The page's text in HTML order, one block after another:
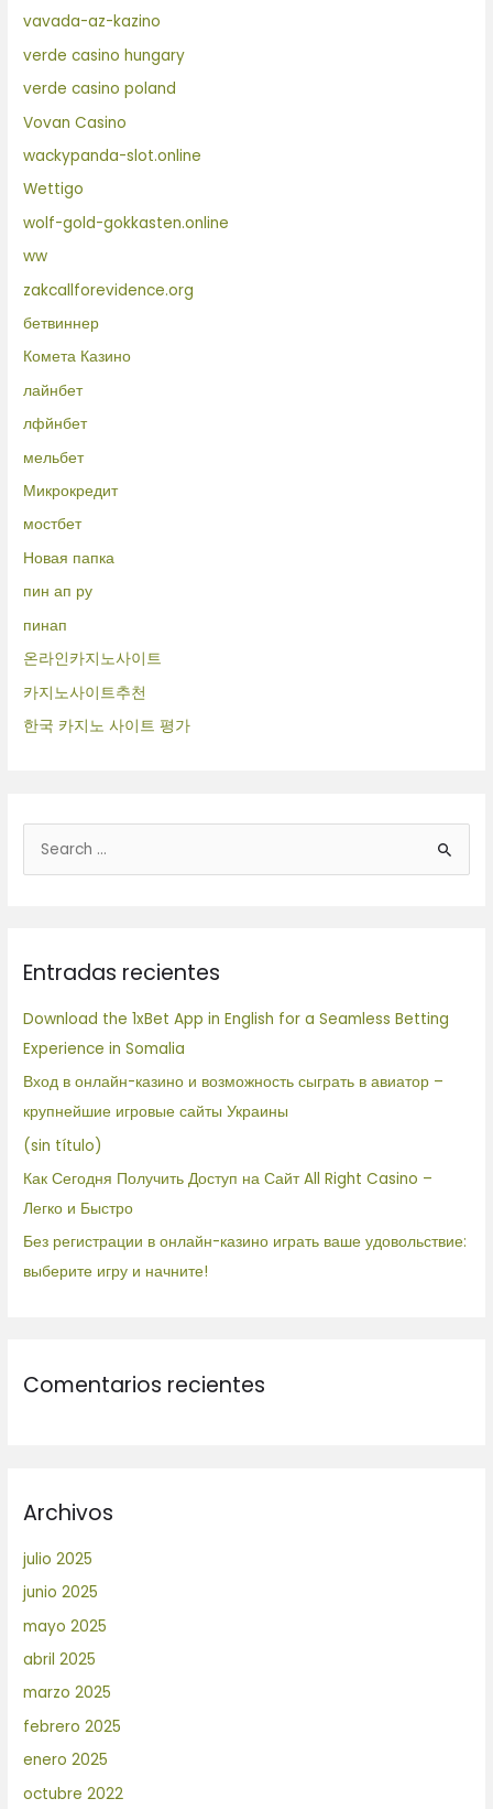
vavada-az-kazino
verde casino hungary
verde casino poland
Vovan Casino
wackypanda-slot.online
Wettigo
wolf-gold-gokkasten.online
ww
zakcallforevidence.org
бетвиннер
Комета Казино
лайнбет
лфйнбет
мельбет
Микрокредит
мостбет
Новая папка
пин ап ру
пинап
온라인카지노사이트
카지노사이트추천
한국 카지노 사이트 평가
a
r
:
Entradas recientes
Download the 1xBet App in English for a Seamless Betting
Experience in Somalia
Вход в онлайн-казино и возможность сыграть в авиатор –
крупнейшие игровые сайты Украины
(sin título)
Как Сегодня Получить Доступ на Сайт All Right Casino –
Легко и Быстро
Без регистрации в онлайн-казино играть ваше удовольствие:
выберите игру и начните!
Comentarios recientes
Archivos
julio 2025
junio 2025
mayo 2025
abril 2025
marzo 2025
febrero 2025
enero 2025
octubre 2022